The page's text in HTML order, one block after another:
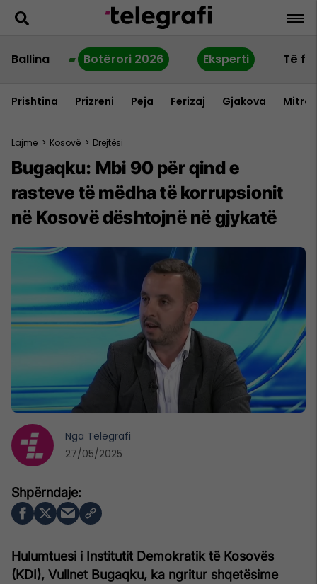
Ballina Botërori 2026 Eksperti Të
Prishtina Prizreni Peja Ferizaj Gjakova
Lajme > Kosovë > Drejtësi
Bugaqku: Mbi 90 për qind e
rasteve të mëdha të korrupsionit
në Kosovë dështojnë në gjykatë
Hulumtuesi i Institutit Demokratik të Kosovës
(KDI), Vullnet Bugaqku, ka ngritur shqetësime
Nga Telegrafi
27/05/2025